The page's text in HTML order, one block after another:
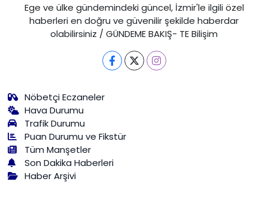
Ege ve ülke gündemindeki güncel, İzmir'le ilgili özel
haberleri en doğru ve güvenilir şekilde haberdar
olabilirsiniz / GÜNDEME BAKIŞ- TE Bilişim
Nöbetçi Eczaneler
Hava Durumu
Trafik Durumu
Puan Durumu ve Fikstür
Tüm Manşetler
Son Dakika Haberleri
Haber Arşivi